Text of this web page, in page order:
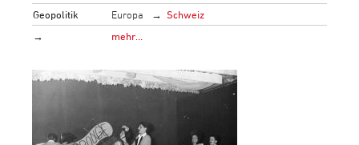
Geopolitik
Europa
Schweiz
→
mehr…